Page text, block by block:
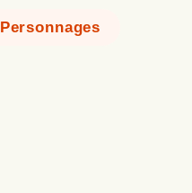
Personnages